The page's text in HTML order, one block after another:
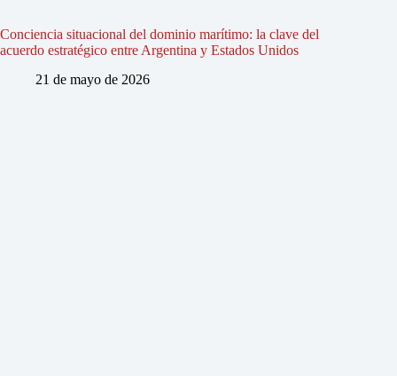
Conciencia situacional del dominio marítimo: la clave del
acuerdo estratégico entre Argentina y Estados Unidos
21 de mayo de 2026